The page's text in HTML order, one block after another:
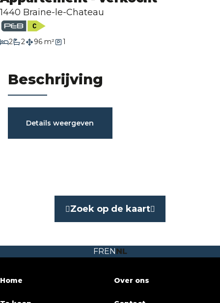
Evaluatie
1440 Braine-le-Chateau
2slaapkamers
2
badkamers
96 m² 1
Beschrijving
Karakteristieken
Aantal badkamers 2
Terras
Details weergeven
Zoek op de kaart
FR EN NL
Home Over ons